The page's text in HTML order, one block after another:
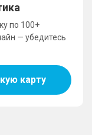
по 100+
— убедитесь
карту